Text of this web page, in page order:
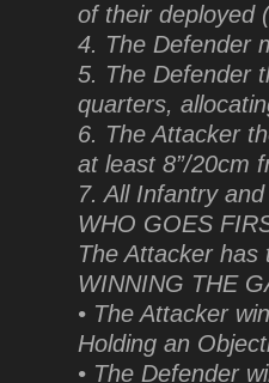
of their deployed
4. The Defender
5. The Defender
quarters,
6. The Attacker
at least 8”/20cm
7. All Infantry
WHO GOES
The Attacker has
WINNING THE
• The Attacker
Holding an
• The Defender